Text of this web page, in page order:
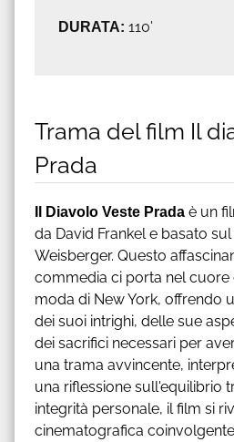
DURATA: 110'
Trama del film Il
Prada
Il Diavolo Veste Prada è un
da David Frankel e basato
Weisberger. Questo
commedia ci porta nel
moda di New York, offrendo
dei suoi intrighi, delle sue
dei sacrifici necessari per
una trama avvincente,
una riflessione sull'equilibrio
integrità personale, il film si
cinematografica